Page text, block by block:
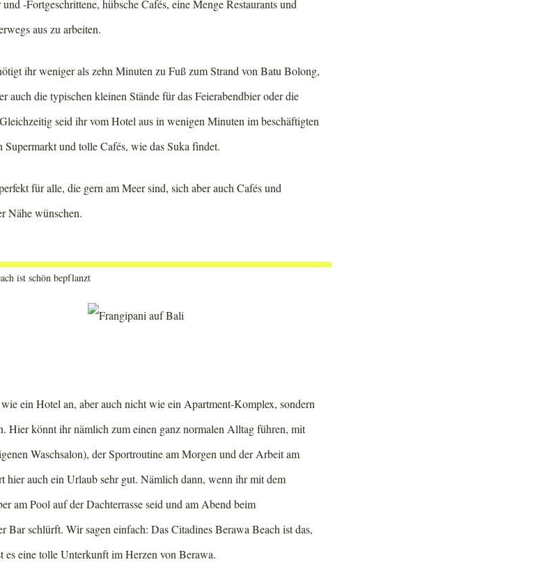
-Fortgeschrittene, hübsche Cafés, eine Menge Restaurants und
aus zu arbeiten.
ihr weniger als zehn Minuten zu Fuß zum Strand von Batu Bolong,
auch die typischen kleinen Stände für das Feierabendbier oder die
seid ihr vom Hotel aus in wenigen Minuten im beschäftigten
und tolle Cafés, wie das Suka findet.
für alle, die gern am Meer sind, sich aber auch Cafés und
Nähe wünschen.
ist schön bepflanzt
ein Hotel an, aber auch nicht wie ein Apartment-Komplex, sondern
Hier könnt ihr nämlich zum einen ganz normalen Alltag führen, mit
Waschsalon), der Sportroutine am Morgen und der Arbeit am
auch ein Urlaub sehr gut. Nämlich dann, wenn ihr mit dem
am Pool auf der Dachterrasse seid und am Abend beim
Bar schlürft. Wir sagen einfach: Das Citadines Berawa Beach ist das,
es eine tolle Unterkunft im Herzen von Berawa.